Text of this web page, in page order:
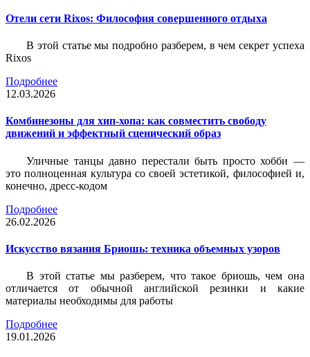
Отели сети Rixos: Философия совершенного отдыха
В этой статье мы подробно разберем, в чем секрет успеха
Rixos
Подробнее
12.03.2026
Комбинезоны для хип-хопа: как совместить свободу
движений и эффектный сценический образ
Уличные танцы давно перестали быть просто хобби —
это полноценная культура со своей эстетикой, философией и,
конечно, дресс-кодом
Подробнее
26.02.2026
Искусство вязания Бриошь: техника объемных узоров
В этой статье мы разберем, что такое бриошь, чем она
отличается от обычной английской резинки и какие
материалы необходимы для работы
Подробнее
19.01.2026